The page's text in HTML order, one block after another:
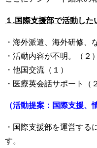
１.国際支援部で活動した
・海外派遣、海外研修、
・活動内容が不明。（２）
・他国交流（１）
・医療英会話サポート（
（活動提案：国際支援、
・国際支援部を運営する
す。